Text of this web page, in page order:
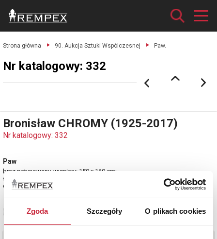
Zgoda Szczegóły O plikach cookies
Strona główna 90. Aukcja Sztuki Wspólczesnej Paw.
Nr katalogowy: 332
Bronisław CHROMY (1925-2017)
Nr katalogowy: 332
Paw
brąz patynowany, wymiary: 150 x 160 cm;
sygn. z tyłu na ogonie: BCHROMY.
estymacja: 28 000 - 38 000 zł
Zobacz pełne informacje